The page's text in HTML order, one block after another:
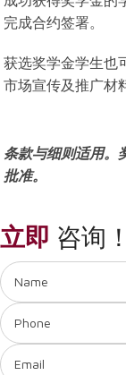
完成合约签署。
获选奖学金学生也
市场宣传及推广材
条款与细则适用。
批准。
立即 咨询！